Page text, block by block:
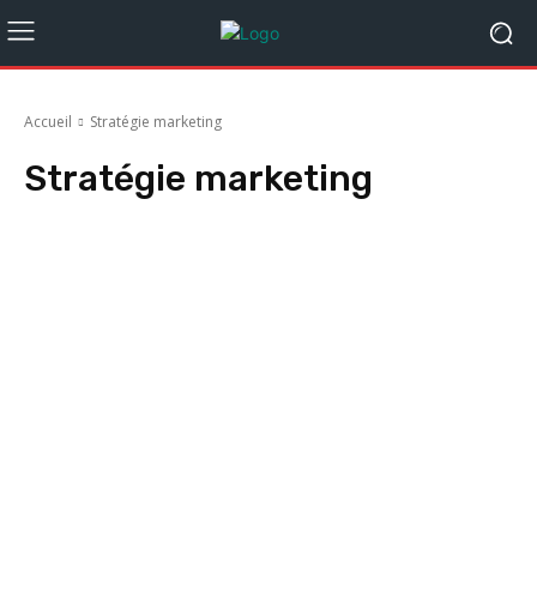
Accueil Stratégie marketing
Stratégie marketing